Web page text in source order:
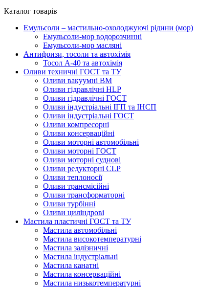
Каталог товарів
Емульсоли – мастильно-охолоджуючі рідини (мор)
Емульсоли-мор водорозчинні
Емульсоли-мор масляні
Антифризи, тосоли та автохімія
Тосол А-40 та автохімія
Оливи техничні ГОСТ та ТУ
Оливи вакуумні ВМ
Оливи гідравлічні HLP
Оливи гідравлічні ГОСТ
Оливи індустріальні ІГП та ІНСП
Оливи індустріальні ГОСТ
Оливи компресорні
Оливи консерваційні
Оливи моторні автомобільні
Оливи моторні ГОСТ
Оливи моторні суднові
Оливи редукторні CLP
Оливи теплоносії
Оливи трансмісійні
Оливи трансформаторні
Оливи турбінні
Оливи циліндрові
Мастила пластичні ГОСТ та ТУ
Мастила автомобільні
Мастила високотемпературні
Мастила залізничні
Мастила індустріальні
Мастила канатні
Мастила консерваційні
Мастила низькотемпературні